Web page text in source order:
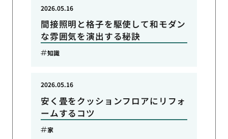
間接照明と格子を駆使して和モダン
な雰囲気を演出する秘訣
2026.05.16
知識
安く畳をクッションフロアにリフォ
ームするコツ
2026.05.16
家